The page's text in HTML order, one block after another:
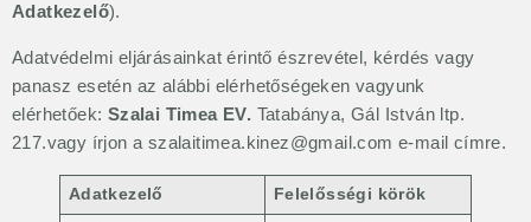
Adatkezelő).
Adatvédelmi eljárásainkat érintő észrevétel, kérdés vagy
panasz esetén az alábbi elérhetőségeken vagyunk
elérhetőek: Szalai Timea EV. Tatabánya, Gál István ltp.
217.vagy írjon a szalaitimea.kinez@gmail.com e-mail címre.
Adatkezelő Felelősségi körök